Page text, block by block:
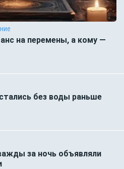
на перемены, а кому —
без воды раньше
за ночь объявляли